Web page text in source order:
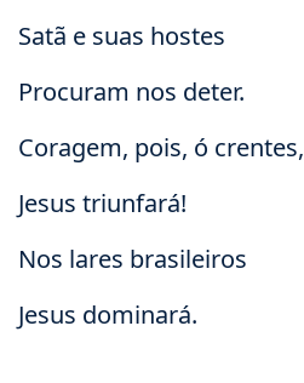
Satã e suas hostes
Procuram nos deter.
Coragem, pois, ó crentes,
Jesus triunfará!
Nos lares brasileiros
Jesus dominará.